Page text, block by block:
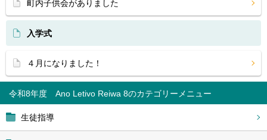
令和8年度 Ano Letivo Reiwa 8
生徒指導
町内子供会がありました
入学式
４月になりました！